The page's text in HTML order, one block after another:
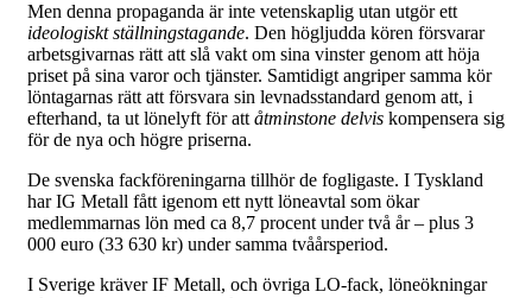
Men denna propaganda är inte vetenskaplig utan utgör ett
ideologiskt ställningstagande. Den högljudda kören försvarar
arbetsgivarnas rätt att slå vakt om sina vinster genom att höja
priset på sina varor och tjänster. Samtidigt angriper samma kör
löntagarnas rätt att försvara sin levnadsstandard genom att, i
efterhand, ta ut lönelyft för attåtminstone delvis kompensera sig
för de nya och högre priserna.
De svenska fackföreningarna tillhör de fogligaste. I Tyskland
har IG Metall fått igenom ett nytt löneavtal som ökar
medlemmarnas lön med ca 8,7 procent under två år – plus 3
000 euro (33 630 kr) under samma tvåårsperiod.
I Sverige kräver IF Metall, och övriga LO-fack, löneökningar